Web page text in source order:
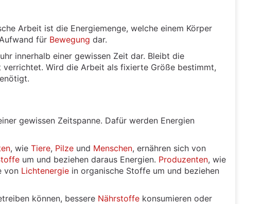
Arbeit ist die Energiemenge, welche einem Körper
für Bewegung dar.
innerhalb einer gewissen Zeit dar. Bleibt die
Wird die Arbeit als fixierte Größe bestimmt,
gewissen Zeitspanne. Dafür werden Energien
, wie Tiere, Pilze und Menschen, ernähren sich von
um und beziehen daraus Energien. Produzenten, wie
von Lichtenergie in organische Stoffe um und beziehen
können, bessere Nährstoffe konsumieren oder